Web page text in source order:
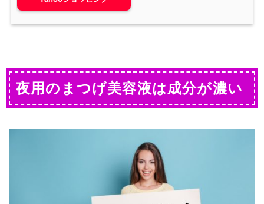
夜用のまつげ美容液は成分が濃い